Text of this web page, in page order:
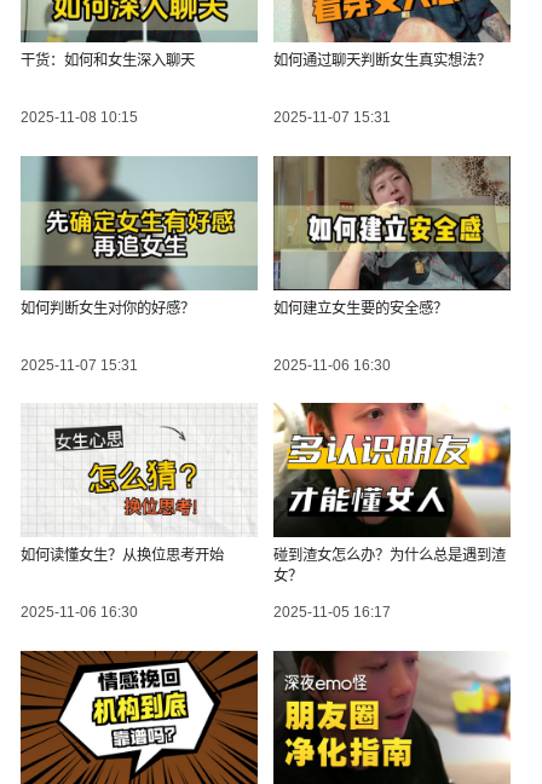
干货：如何和女生深入聊天
2025-11-08 10:15
如何通过聊天判断女生真实想法？
2025-11-07 15:31
如何判断女生对你的好感？
2025-11-07 15:31
如何建立女生要的安全感？
2025-11-06 16:30
如何读懂女生？从换位思考开始
2025-11-06 16:30
碰到渣女怎么办？为什么总是遇到渣
女？
2025-11-05 16:17